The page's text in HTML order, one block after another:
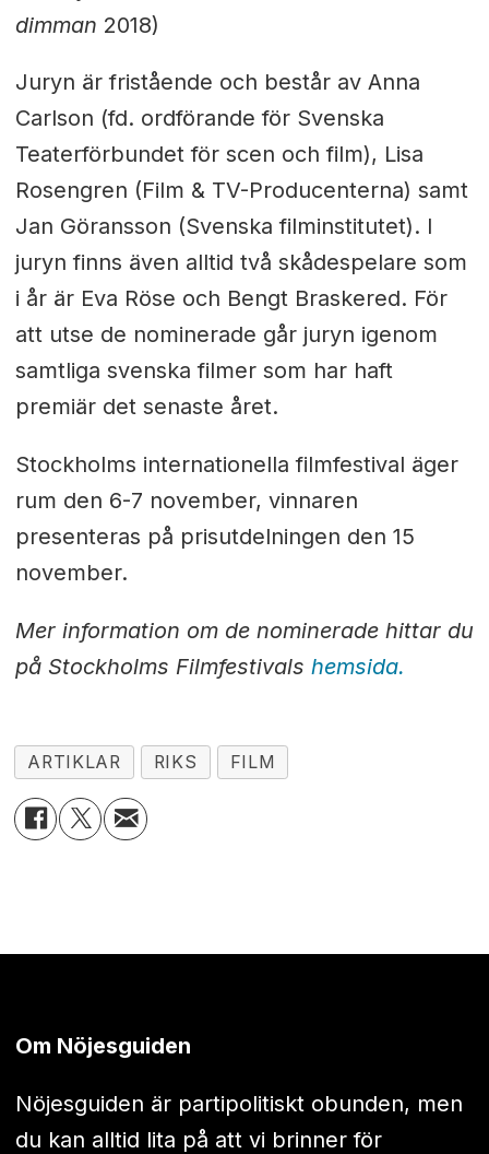
dimman 2018)
Juryn är fristående och består av Anna
Carlson (fd. ordförande för Svenska
Teaterförbundet för scen och film), Lisa
Rosengren (Film & TV-Producenterna) samt
Jan Göransson (Svenska filminstitutet). I
juryn finns även alltid två skådespelare som
i år är Eva Röse och Bengt Braskered. För
att utse de nominerade går juryn igenom
samtliga svenska filmer som har haft
premiär det senaste året.
Stockholms internationella filmfestival äger
rum den 6-7 november, vinnaren
presenteras på prisutdelningen den 15
november.
Mer information om de nominerade hittar du
på Stockholms Filmfestivals hemsida.
ARTIKLAR RIKS FILM
Om Nöjesguiden
Nöjesguiden är partipolitiskt obunden, men
du kan alltid lita på att vi brinner för